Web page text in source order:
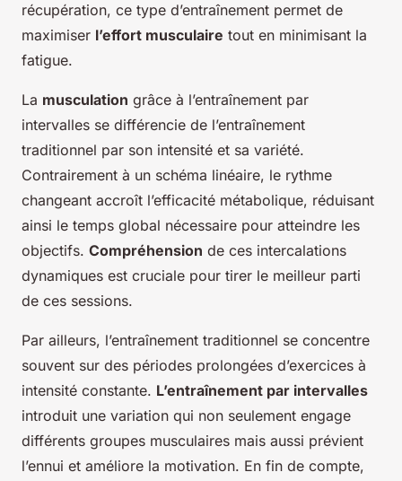
récupération, ce type d’entraînement permet de
maximiser l’effort musculaire tout en minimisant la
fatigue.
La musculation grâce à l’entraînement par
intervalles se différencie de l’entraînement
traditionnel par son intensité et sa variété.
Contrairement à un schéma linéaire, le rythme
changeant accroît l’efficacité métabolique, réduisant
ainsi le temps global nécessaire pour atteindre les
objectifs. Compréhension de ces intercalations
dynamiques est cruciale pour tirer le meilleur parti
de ces sessions.
Par ailleurs, l’entraînement traditionnel se concentre
souvent sur des périodes prolongées d’exercices à
intensité constante. L’entraînement par intervalles
introduit une variation qui non seulement engage
différents groupes musculaires mais aussi prévient
l’ennui et améliore la motivation. En fin de compte,